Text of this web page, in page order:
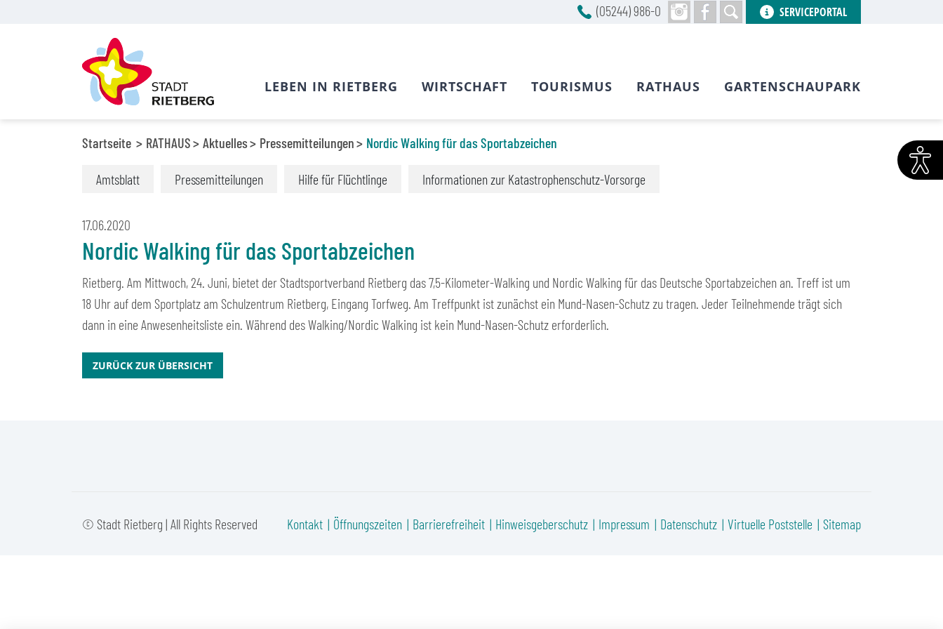
Startseite RATHAUS Aktuelles Pressemitteilungen Nordic Walking für das Sportabzeichen
Amtsblatt Pressemitteilungen Hilfe für Flüchtlinge Informationen zur Katastrophenschutz-Vorsorge
17.06.2020
Nordic Walking für das Sportabzeichen
Rietberg. Am Mittwoch, 24. Juni, bietet der Stadtsportverband Rietberg das 7,5-Kilometer-Walking und Nordic Walking für das Deutsche Sportabzeichen an. Treff ist um
18 Uhr auf dem Sportplatz am Schulzentrum Rietberg, Eingang Torfweg. Am Treffpunkt ist zunächst ein Mund-Nasen-Schutz zu tragen. Jeder Teilnehmende trägt sich
dann in eine Anwesenheitsliste ein. Während des Walking/Nordic Walking ist kein Mund-Nasen-Schutz erforderlich.
ZURÜCK ZUR ÜBERSICHT
© Stadt Rietberg | All Rights Reserved Kontakt Öffnungszeiten Barrierefreiheit Hinweisgeberschutz Impressum Datenschutz Virtuelle Poststelle Sitemap
(05244) 986-0 SERVICEPORTAL
LEBEN IN RIETBERG WIRTSCHAFT TOURISMUS RATHAUS GARTENSCHAUPARK